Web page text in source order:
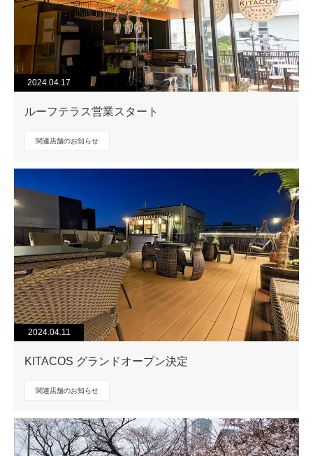
2024.04.17
ルーフテラス営業スタート
関連店舗のお知らせ
2024.04.11
KITACOS グランドオープン決定
関連店舗のお知らせ